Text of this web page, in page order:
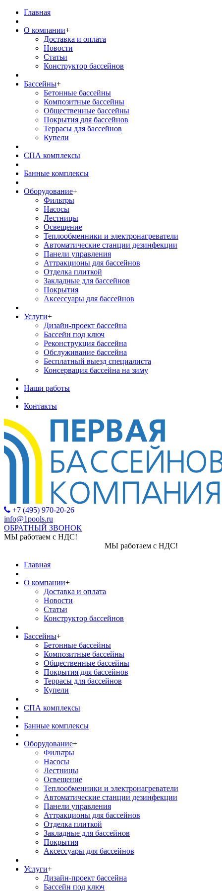
Главная
О компании+
Доставка и оплата
Новости
Статьи
Конструктор бассейнов
Бассейны+
Бетонные бассейны
Композитные бассейны
Общественные бассейны
Покрытия для бассейнов
Террасы для бассейнов
Купели
СПА комплексы
Банные комплексы
Оборудование+
Фильтры
Насосы
Лестницы
Освещение
Теплообменники и электронагреватели
Автоматические станции дезинфекции
Панели управления
Аттракционы для бассейнов
Отделка плиткой
Закладные для бассейнов
Покрытия
Аксессуары для бассейнов
Услуги+
Дизайн-проект бассейна
Бассейн под ключ
Реконструкция бассейна
Обслуживание бассейна
Бесплатный выезд специалиста
Консервация бассейна на зиму
Наши работы
Контакты
+7 (495) 970-20-26
info@1pools.ru
ОБРАТНЫЙ ЗВОНОК
МЫ работаем с НДС!
МЫ работаем с НДС!
Главная
О компании+
Доставка и оплата
Новости
Статьи
Конструктор бассейнов
Бассейны+
Бетонные бассейны
Композитные бассейны
Общественные бассейны
Покрытия для бассейнов
Террасы для бассейнов
Купели
СПА комплексы
Банные комплексы
Оборудование+
Фильтры
Насосы
Лестницы
Освещение
Теплообменники и электронагреватели
Автоматические станции дезинфекции
Панели управления
Аттракционы для бассейнов
Отделка плиткой
Закладные для бассейнов
Покрытия
Аксессуары для бассейнов
Услуги+
Дизайн-проект бассейна
Бассейн под ключ